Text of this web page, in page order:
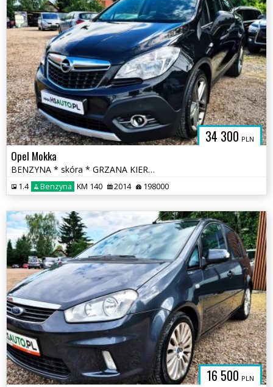
34 300 PLN
Opel Mokka
BENZYNA * skóra * GRZANA KIEROWNICA * kamera * FULL * okazja
1.4 Benzyna KM 140 2014 198000
16 500 PLN